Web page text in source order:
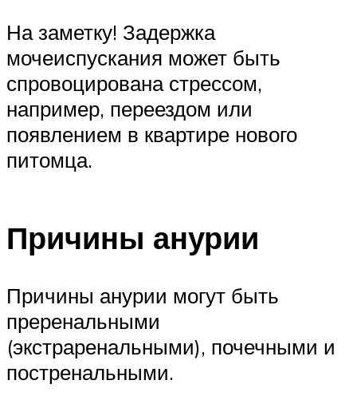
На заметку! Задержка
мочеиспускания может быть
спровоцирована стрессом,
например, переездом или
появлением в квартире нового
питомца.
Причины анурии
Причины анурии могут быть
преренальными
(экстраренальными), почечными и
постренальными.